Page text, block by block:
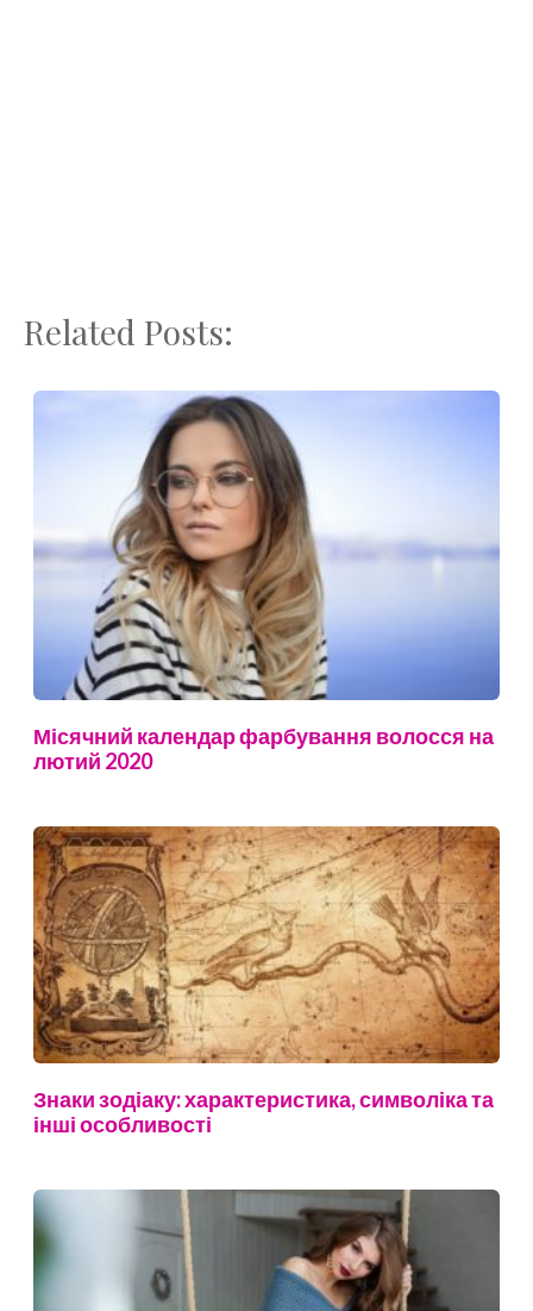
Related Posts:
Місячний календар фарбування волосся на
лютий 2020
Знаки зодіаку: характеристика, символіка та
інші особливості